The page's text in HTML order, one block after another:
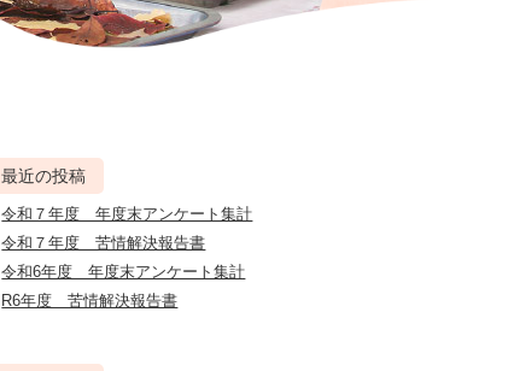
最近の投稿
令和７年度 年度末アンケート集計
令和７年度 苦情解決報告書
令和6年度 年度末アンケート集計
R6年度 苦情解決報告書